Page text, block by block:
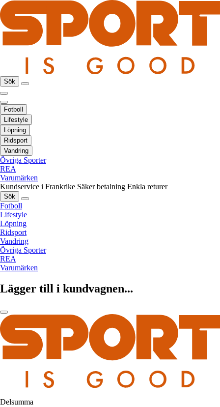
Sök
Fotboll
Lifestyle
Löpning
Ridsport
Vandring
Övriga Sporter
REA
Varumärken
Kundservice i Frankrike Säker betalning Enkla returer
Sök
Fotboll
Lifestyle
Löpning
Ridsport
Vandring
Övriga Sporter
REA
Varumärken
Lägger till i kundvagnen...
Delsumma